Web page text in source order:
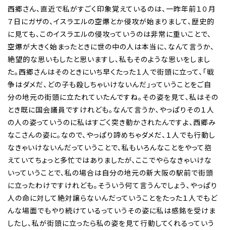
西郷さん、直近で私がすごく印象覚えているのは、一昨年前１０月
７日にガザの、イスラエルの空爆とか侵攻が始まりまして、歴史的
に見ても、このイスラエルの侵攻っていうのは非常に重いことで、
空爆が大きく始まったときに世の中の人は本当に、なんて言うか、
絶望的な思いもしたと思いますし、私もそのような思いをしまし
た。西郷さんはそのときにいち早くたった１人で街頭に立って、「戦
争はダメだ、どの子も殺しちゃいけないんだ」っていうことをご自
分の地元の街頭に立たれていたんですね。その姿を見て、私はその
とき既に国会議員ですけれども。なんて言うか、やっぱりその１人
の人の姿っていうのに私はすごく突き動かされたんですよ、西郷み
なこさんの姿に。なので、やっぱり諦めちゃダメだ、１人でも行動し
なきゃいけないんだっていうことで、私もいろんなことをやって抱
えていてちょっと多忙ではありましたが、ここでやらなきゃいけな
いっていうことで、私の場合は自分の地元の新大阪の駅前で街頭
に立ったわけですけれども。そういう何て言うんでしょう、やっぱり
人の命に対して絶対譲らないんだっていうことをたった１人でもど
んな場面でもやり続けているっていうその姿に私は感銘を受けま
したし、私が街頭に立ったら私の姿を見て行動してくれるっていう